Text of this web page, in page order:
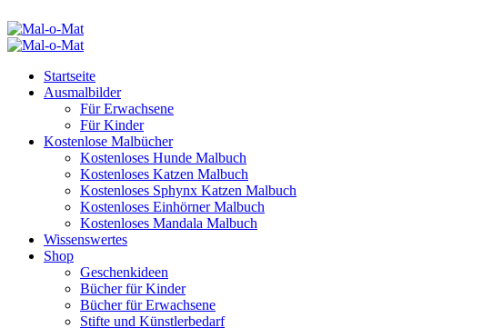
Startseite
Ausmalbilder
Für Erwachsene
Für Kinder
Kostenlose Malbücher
Kostenloses Hunde Malbuch
Kostenloses Katzen Malbuch
Kostenloses Sphynx Katzen Malbuch
Kostenloses Einhörner Malbuch
Kostenloses Mandala Malbuch
Wissenswertes
Shop
Geschenkideen
Bücher für Kinder
Bücher für Erwachsene
Stifte und Künstlerbedarf